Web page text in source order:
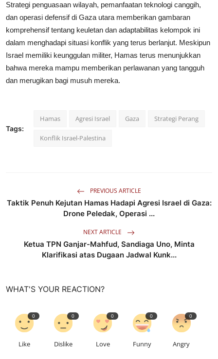
Strategi penguasaan wilayah, pemanfaatan teknologi canggih,
dan operasi defensif di Gaza utara memberikan gambaran
komprehensif tentang keuletan dan adaptabilitas kelompok ini
dalam menghadapi situasi konflik yang terus berlanjut. Meskipun
Israel memiliki keunggulan militer, Hamas terus menunjukkan
bahwa mereka mampu memberikan perlawanan yang tangguh
dan merugikan bagi musuh mereka.
Tags:
Hamas Agresi Israel Gaza Strategi Perang
Konflik Israel-Palestina
PREVIOUS ARTICLE
Taktik Penuh Kejutan Hamas Hadapi Agresi Israel di Gaza:
Drone Peledak, Operasi ...
NEXT ARTICLE
Ketua TPN Ganjar-Mahfud, Sandiaga Uno, Minta
Klarifikasi atas Dugaan Jadwal Kunk...
WHAT'S YOUR REACTION?
0
Like
0
Dislike
0
Love
0
Funny
0
Angry